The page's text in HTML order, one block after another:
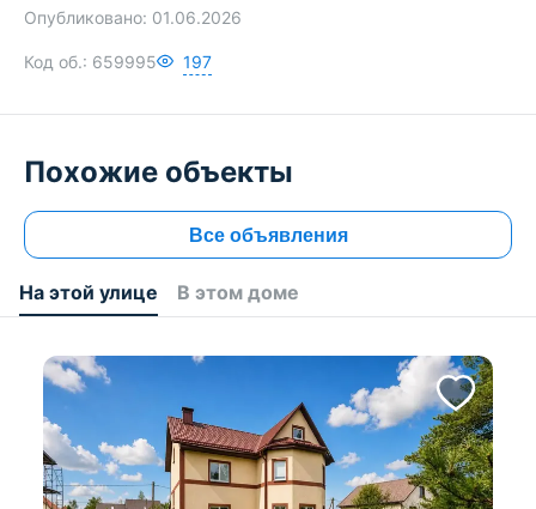
Опубликовано: 01.06.2026
Код об.: 659995 197
Похожие объекты
Все объявления
На этой улице В этом доме